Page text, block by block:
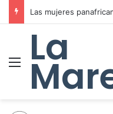
MenúLa